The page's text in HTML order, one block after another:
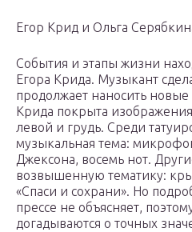
Егор Крид и Ольга
События и этапы жизни
Егора Крида. Музыкант
продолжает наносить
Крида покрыта
левой и грудь. Среди
музыкальная тема:
Джексона, восемь нот.
возвышенную тематику:
«Спаси и сохрани». Но
прессе не объясняет,
догадываются о точных